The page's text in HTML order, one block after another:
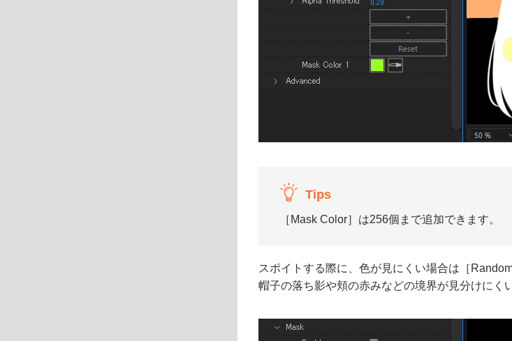
Tips
［Mask Color］は256個まで追加できます。
スポイトする際に、色が見にくい場合は［
帽子の落ち影や頬の赤みなどの境界が見分けにく